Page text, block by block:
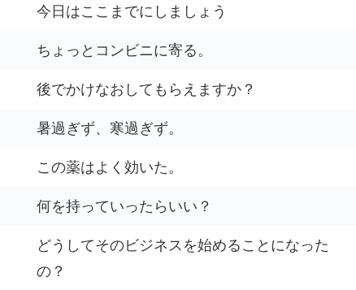
今日はここまでにしましょう
ちょっとコンビニに寄る。
後でかけなおしてもらえますか？
暑過ぎず、寒過ぎず。
この薬はよく効いた。
何を持っていったらいい？
どうしてそのビジネスを始めることになった
の？